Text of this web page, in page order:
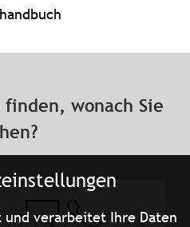
und verarbeitet Ihre Daten
wonach Sie